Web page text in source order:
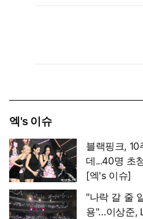
엑's 이슈
블랙핑크,
데...40명 초
[엑's 이슈]
"나락 갈 줄
용"…이상준,